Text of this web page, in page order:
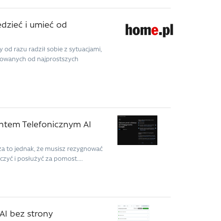
i umieć od
razu radził sobie z sytuacjami,
od najprostszych
Telefonicznym AI
to jednak, że musisz rezygnować
i posłużyć za pomost....
bez strony